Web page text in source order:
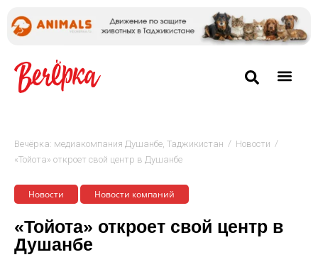
Вечёрка: медиакомпания Душанбе, Таджикистан / Новости /
«Тойота» откроет свой центр в Душанбе
Новости Новости компаний
«Тойота» откроет свой центр в
Душанбе